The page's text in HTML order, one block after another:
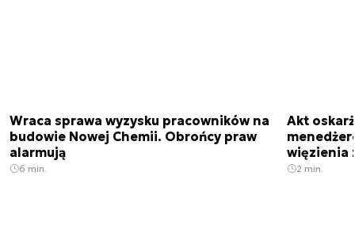
Wraca sprawa wyzysku pracowników na
budowie Nowej Chemii. Obrońcy praw
alarmują
6 min.
Akt
więzienia
2 min.